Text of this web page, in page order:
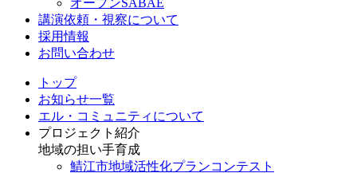
講演依頼・視察について
採用情報
お問い合わせ
トップ
お知らせ一覧
エル・コミュニティについて
プロジェクト紹介
地域の担い手育成
鯖江市地域活性化プランコンテスト